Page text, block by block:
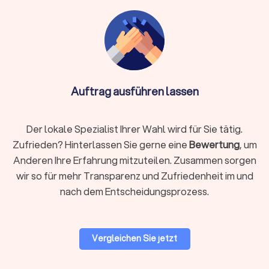
Wichtig bei Online-Anbietern: Achten Sie auf
DSGVO-konforme Datenverarbeitung und die
Nutzung sicherer Software wie DATEV
Unternehmen online. Die Qualifikation ist essentiell –
auch ein Online-Steuerberater muss von der
Auf Trustlocal finden Sie beide Varianten übersichtlich
dargestellt, sodass Sie selbst entscheiden können, was
besser zu Ihnen passt. Nutzen Sie unsere Filterfunktion, um
gezielt nach lokalen Beratern in Bodensee oder digitalen
Woran Sie einen guten Steuerberater
Auftrag ausführen lassen
Der lokale Spezialist Ihrer Wahl wird für Sie tätig.
Zufrieden? Hinterlassen Sie gerne eineBewertung, um
Anderen Ihre Erfahrung mitzuteilen. Zusammen sorgen
wir so für mehr Transparenz und Zufriedenheit im und
nach dem Entscheidungsprozess.
Vergleichen Sie jetzt